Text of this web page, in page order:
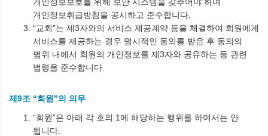
개인정보취급방침을 공시하고 준수합니다.
“교회”는 제3자와의 서비스 제공계약 등을 체결하여 회원에게
서비스를 제공하는 경우 명시적인 동의를 받은 후 동의의
범위 내에서 회원의 개인정보를 제3자와 공유하는 등 관련
법령을 준수합니다.
제9조 “회원”의 의무
“회원”은 아래 각 호의 1에 해당하는 행위를 하여서는 안
됩니다.